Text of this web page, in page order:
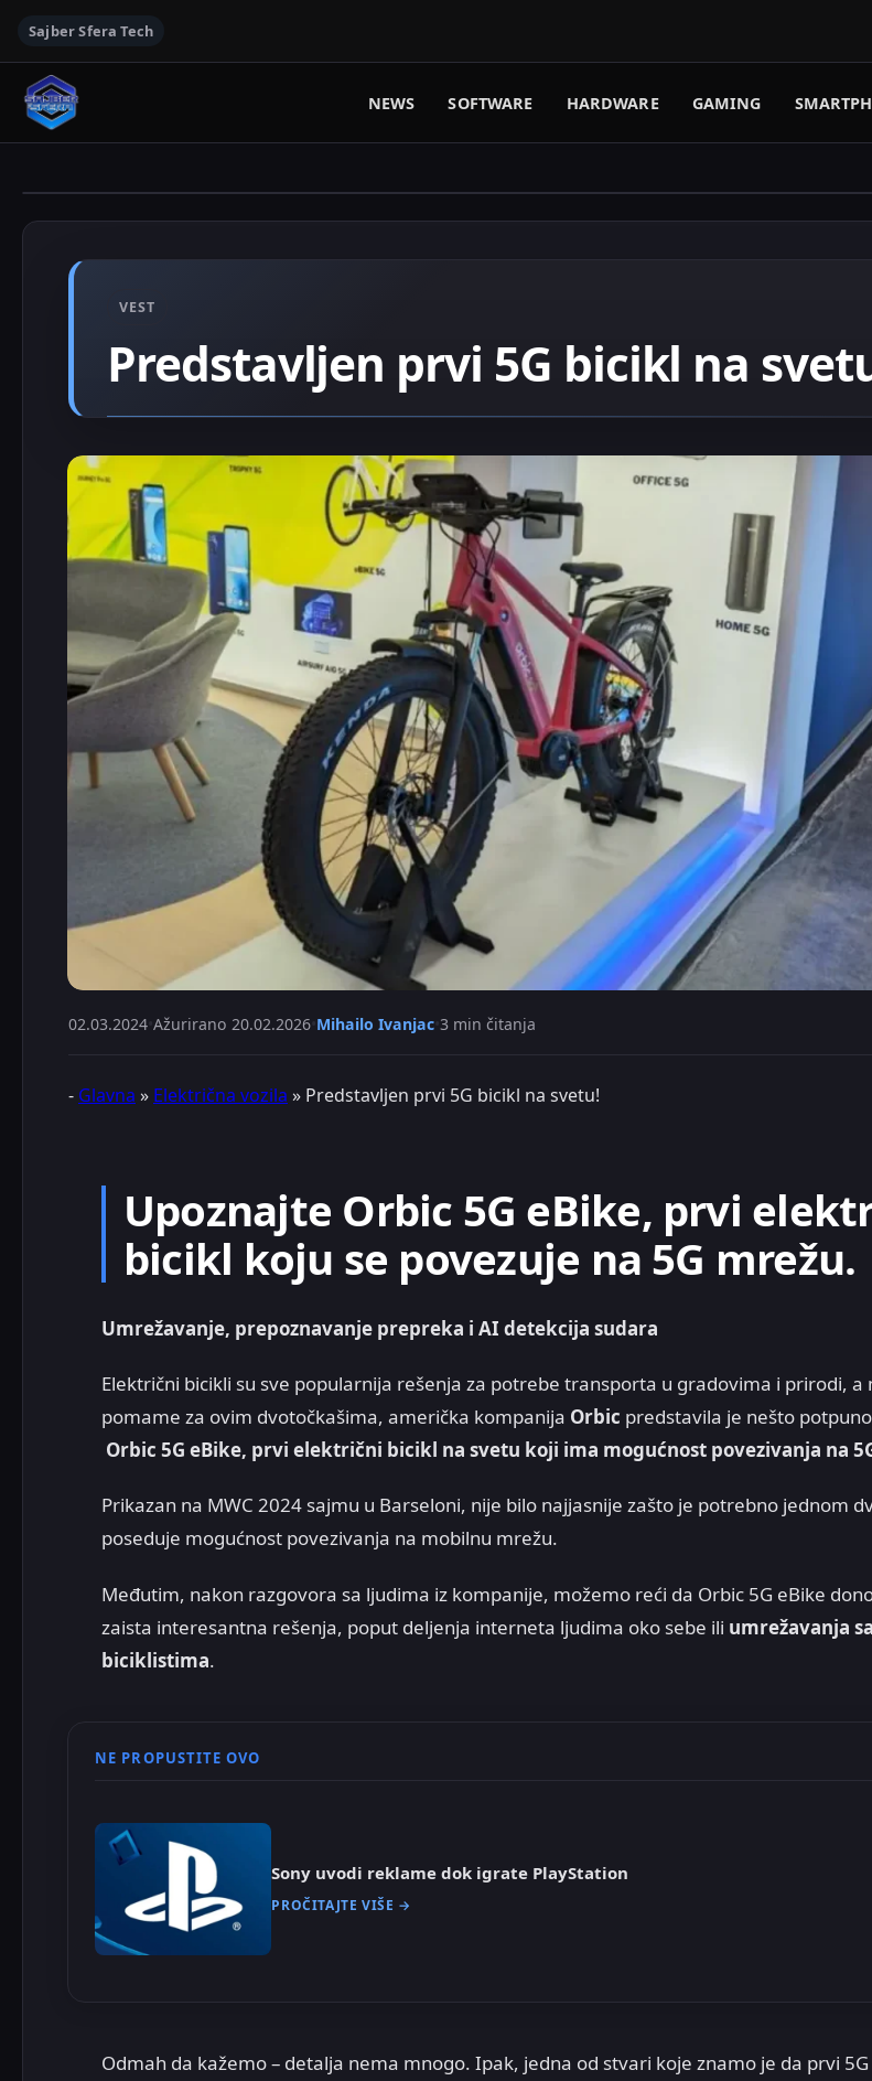
Sajber Sfera Tech
NEWS SOFTWARE HARDWARE GAMING
VEST
Predstavljen prvi 5G bicikl na
02.03.2024 Ažurirano 20.02.2026 Mihailo Ivanjac 3 min čitanja
- Glavna » Električna vozila » Predstavljen prvi 5G bicikl na svetu!
Upoznajte Orbic 5G eBike, prvi
bicikl koju se povezuje na 5G mrežu.
Umrežavanje, prepoznavanje prepreka i AI detekcija sudara
Električni bicikli su sve popularnija rešenja za potrebe transporta u gradovima i prirodi, a
pomame za ovim dvotočkašima, američka kompanija Orbic predstavila je nešto
Orbic 5G eBike, prvi električni bicikl na svetu koji ima mogućnost povezivanja na
Prikazan na MWC 2024 sajmu u Barseloni, nije bilo najjasnije zašto je potrebno jednom
poseduje mogućnost povezivanja na mobilnu mrežu.
Međutim, nakon razgovora sa ljudima iz kompanije, možemo reći da Orbic 5G eBike
zaista interesantna rešenja, poput deljenja interneta ljudima oko sebe ili umrežavanja
biciklistima.
NE PROPUSTITE OVO
Sony uvodi reklame dok igrate PlayStation
PROČITAJTE VIŠE →
Odmah da kažemo – detalja nema mnogo. Ipak, jedna od stvari koje znamo je da prvi